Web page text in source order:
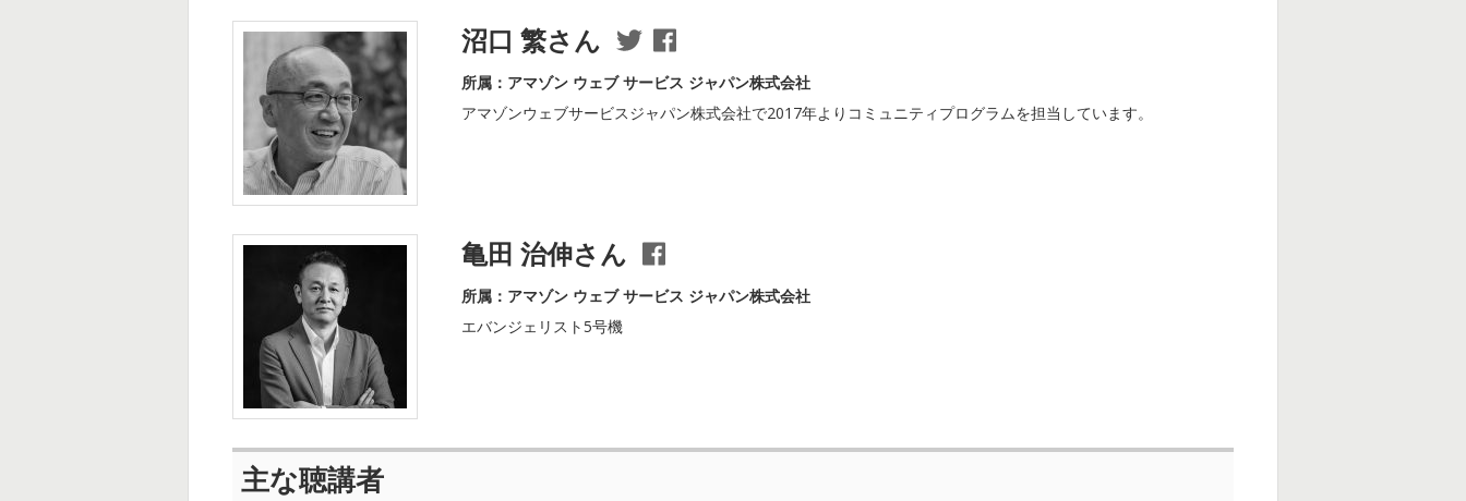
沼口 繁さん
所属：アマゾン ウェブ サービス ジャパン株式会社
アマゾンウェブサービスジャパン株式会社で2017年よりコミュニティプログラムを担当しています。
亀田 治伸さん
所属：アマゾン ウェブ サービス ジャパン株式会社
エバンジェリスト5号機
主な聴講者